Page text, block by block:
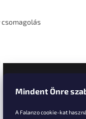
Mindent Önre
A Falanzo cookie-kat